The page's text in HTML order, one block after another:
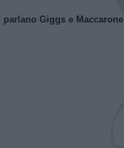
parlano Giggs e Maccarone